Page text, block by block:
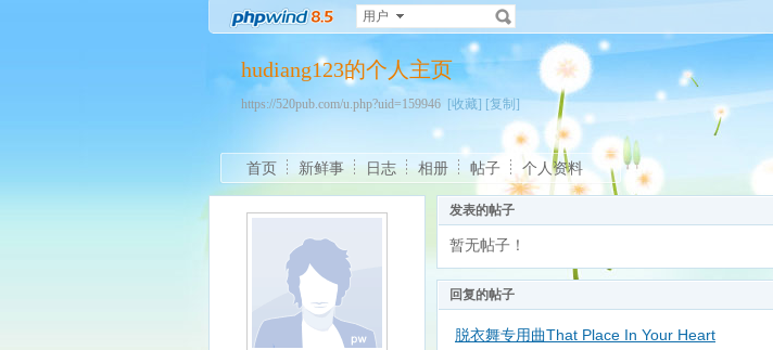
用户
hudiang123的个人主页
https://520pub.com/u.php?uid=159946 [收藏] [复制]
首页 新鲜事 日志 相册 帖子 个人资料
发表的帖子
暂无帖子！
回复的帖子
脱衣舞专用曲That Place In Your Heart